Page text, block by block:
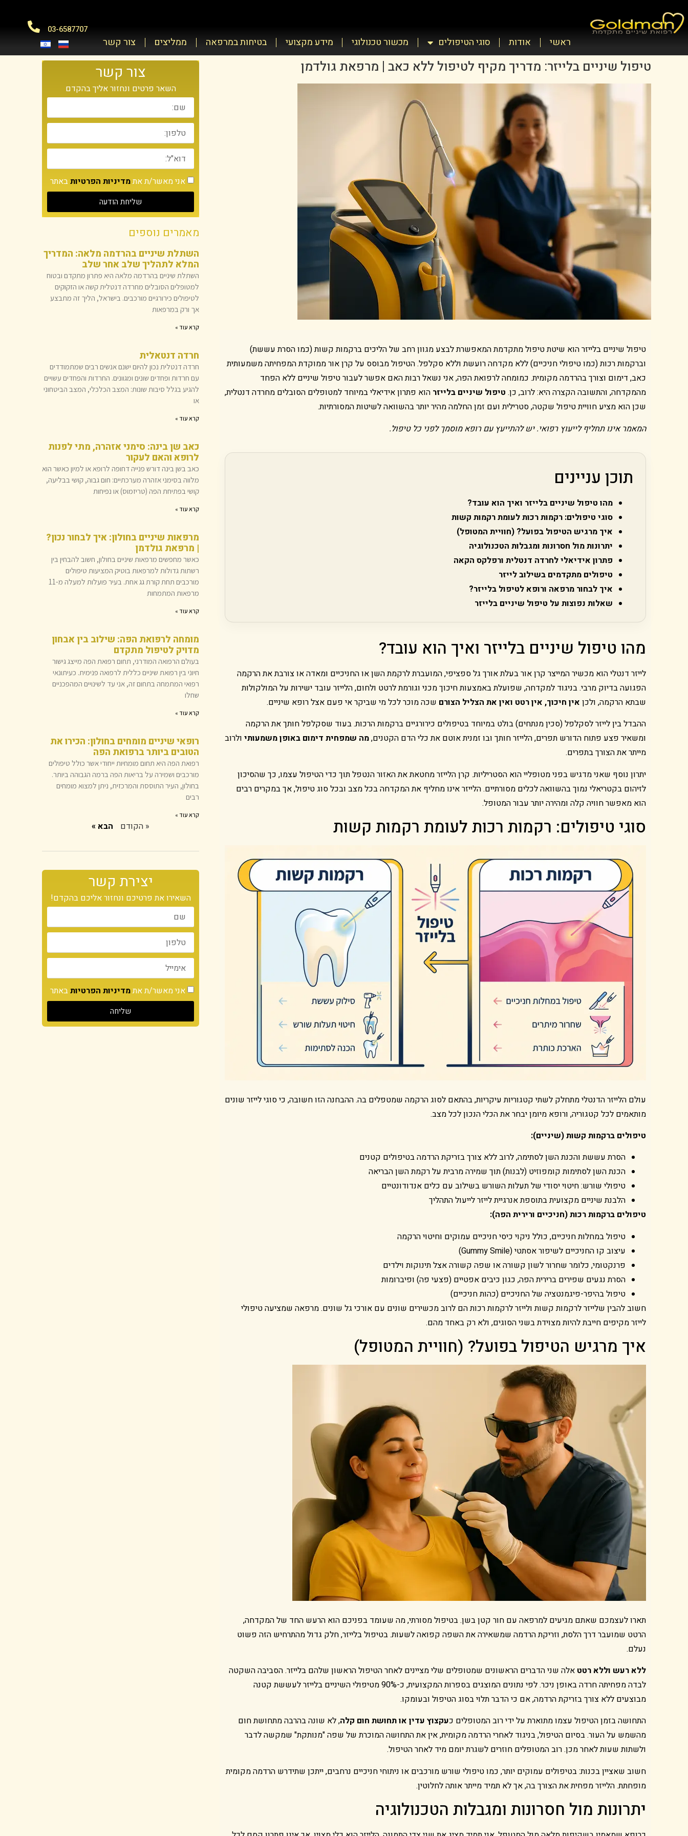
ראשי אודות סוגי הטיפולים מכשור טכנולוגי מידע מקצועי בטיחות במרפאה ממליצים צור קשר
03-6587707
טיפול שיניים בלייזר: מדריך מקיף לטיפול ללא כאב | מרפאת גולדמן
טיפול שיניים בלייזר הוא שיטת טיפול מתקדמת המאפשרת לבצע מגוון רחב של הליכים ברקמות קשות (כמו הסרת עששת)
וברקמות רכות (כמו טיפולי חניכיים) ללא מקדחה רועשת וללא סקלפל. הטיפול מבוסס על קרן אור ממוקדת המפחיתה משמעותית
כאב, דימום וצורך בהרדמה מקומית. כמומחה לרפואת הפה, אני נשאל רבות האם אפשר לעבור טיפול שיניים ללא הפחד
מהמקדחה, והתשובה הקצרה היא: לרוב, כן. טיפול שיניים בלייזר הוא פתרון אידיאלי במיוחד למטופלים הסובלים מחרדה דנטלית,
שכן הוא מציע חוויית טיפול שקטה, סטרילית ועם זמן החלמה מהיר יותר בהשוואה לשיטות המסורתיות.
המאמר אינו תחליף לייעוץ רפואי. יש להתייעץ עם רופא מוסמך לפני כל טיפול.
תוכן עניינים
מהו טיפול שיניים בלייזר ואיך הוא עובד?
סוגי טיפולים: רקמות רכות לעומת רקמות קשות
איך מרגיש הטיפול בפועל? (חוויית המטופל)
יתרונות מול חסרונות ומגבלות הטכנולוגיה
פתרון אידיאלי לחרדה דנטלית ורפלקס הקאה
טיפולים מתקדמים בשילוב לייזר
איך לבחור מרפאה ורופא לטיפול בלייזר?
שאלות נפוצות על טיפול שיניים בלייזר
מהו טיפול שיניים בלייזר ואיך הוא עובד?
לייזר דנטלי הוא מכשיר המייצר קרן אור בעלת אורך גל ספציפי, המועברת לרקמת השן או החניכיים ומאדה או צורבת את הרקמה
הפגועה בדיוק מרבי. בניגוד למקדחה, שפועלת באמצעות חיכוך מכני וגורמת לרטט ולחום, הלייזר עובד ישירות על המולקולות
שבתא הרקמה, ולכן אין חיכוך, אין רטט ואין את הצליל הצורם שכה מוכר לכל מי שביקר אי פעם אצל רופא שיניים.
ההבדל בין לייזר לסקלפל (סכין מנתחים) בולט במיוחד בטיפולים כירורגיים ברקמות הרכות. בעוד שסקלפל חותך את הרקמה
ומשאיר פצע פתוח הדורש תפרים, הלייזר חותך ובו זמנית אוטם את כלי הדם הקטנים,מה שמפחית דימום באופן משמעותי ולרוב
מייתר את הצורך בתפרים.
יתרון נוסף שאני מדגיש בפני מטופליי הוא הסטריליות. קרן הלייזר מחטאת את האזור הנטפל תוך כדי הטיפול עצמו, כך שהסיכון
לזיהום בקטריאלי נמוך בהשוואה לכלים מסורתיים. הלייזר אינו מחליף את המקדחה בכל מצב ובכל סוג טיפול, אך במקרים רבים
הוא מאפשר חוויה קלה ומהירה יותר עבור המטופל.
סוגי טיפולים: רקמות רכות לעומת רקמות קשות
עולם הלייזר הדנטלי מתחלק לשתי קטגוריות עיקריות, בהתאם לסוג הרקמה שמטפלים בה. ההבחנה הזו חשובה, כי סוגי לייזר שונים
מותאמים לכל קטגוריה, ורופא מיומן יבחר את הכלי הנכון לכל מצב.
טיפולים ברקמות קשות (שיניים):
הסרת עששת והכנת השן לסתימה, לרוב ללא צורך בזריקת הרדמה בטיפולים קטנים
הכנת השן לסתימות קומפוזיט (לבנות) תוך שמירה מרבית על רקמת השן הבריאה
טיפולי שורש: חיטוי יסודי של תעלות השורש בשילוב עם כלים אנדודונטיים
הלבנת שיניים מקצועית בתוספת אנרגיית לייזר לייעול התהליך
טיפולים ברקמות רכות (חניכיים ורירית הפה):
טיפול במחלות חניכיים, כולל ניקוי כיסי חניכיים עמוקים וחיטוי הרקמה
עיצוב קו החניכיים לשיפור אסתטי (Gummy Smile)
פרנקטומי, כלומר שחרור לשון קשורה או שפה קשורה אצל תינוקות וילדים
הסרת נגעים שפירים ברירית הפה, כגון כיבים אפטיים (פצעי פה) ופיברומות
טיפול בהיפר-פיגמנטציה של החניכיים (כהות חניכיים)
חשוב להבין שלייזר לרקמות קשות ולייזר לרקמות רכות הם לרוב מכשירים שונים עם אורכי גל שונים. מרפאה שמציעה טיפולי
לייזר מקיפים חייבת להיות מצוידת בשני הסוגים, ולא רק באחד מהם.
איך מרגיש הטיפול בפועל? (חוויית המטופל)
תארו לעצמכם שאתם מגיעים למרפאה עם חור קטן בשן. בטיפול מסורתי, מה שעומד בפניכם הוא הרעש החד של המקדחה,
הרטט שמועבר דרך הלסת, וזריקת הרדמה שמשאירה את השפה קפואה לשעות. בטיפול בלייזר, חלק גדול מהתרחיש הזה פשוט
נעלם.
ללא רעש וללא רטט אלה שני הדברים הראשונים שמטופלים שלי מציינים לאחר הטיפול הראשון שלהם בלייזר. הסביבה השקטה
לבדה מפחיתה חרדה באופן ניכר. לפי נתונים המוצגים בספרות המקצועית, כ-90% מטיפולי השיניים בלייזר לעששת קטנה
מבוצעים ללא צורך בזריקת הרדמה, אם כי הדבר תלוי בסוג הטיפול ובעומקו.
התחושה בזמן הטיפול עצמו מתוארת על ידי רוב המטופלים כעקצוץ עדין או תחושת חום קלה, לא שונה בהרבה מתחושת חום
מהשמש על העור. בסיום הטיפול, בניגוד לאחרי הרדמה מקומית, אין את התחושה המוכרת של שפה "מנותקת" שמקשה לדבר
ולשתות שעות לאחר מכן. רוב המטופלים חוזרים לשגרת יומם מיד לאחר הטיפול.
חשוב שאציין בכנות: בטיפולים עמוקים יותר, כמו טיפולי שורש מורכבים או ניתוחי חניכיים נרחבים, ייתכן שתידרש הרדמה מקומית
מופחתת. הלייזר מפחית את הצורך בה, אך לא תמיד מייתר אותה לחלוטין.
יתרונות מול חסרונות ומגבלות הטכנולוגיה
צור קשר
השאר פרטים ונחזור אליך בהקדם
אני מאשר/ת אתמדיניות הפרטיותבאתר
שליחת הודעה
מאמרים נוספים
השתלת שיניים בהרדמה מלאה: המדריך
המלא לתהליך שלב אחר שלב
השתלת שיניים בהרדמה מלאה היא פתרון מתקדם ובטוח
למטופלים הסובלים מחרדה דנטלית קשה או הזקוקים
לטיפולים כירורגיים מורכבים. בישראל, הליך זה מתבצע
אך ורק במרפאות
קרא עוד »
חרדה דנטאלית
חרדה דנטלית נכון להיום ישנם אנשים רבים שמתמודדים
עם חרדות ופחדים שונים ומגוונים. החרדות והפחדים עשויים
להגיע בגלל סיבות שונות: המצב הכלכלי, המצב הביטחוני
או
קרא עוד »
כאב שן בינה: סימני אזהרה, מתי לפנות
לרופא והאם לעקור
כאב בשן בינה דורש פנייה דחופה לרופא או למיון כאשר הוא
מלווה בסימני אזהרה מערכתיים: חום גבוה, קושי בבליעה,
קושי בפתיחת הפה (טריזמוס) או נפיחות
קרא עוד »
מרפאות שיניים בחולון: איך לבחור נכון?
| מרפאת גולדמן
כאשר מחפשים מרפאות שיניים בחולון, חשוב להבחין בין
רשתות גדולות למרפאות בוטיק המציעות טיפולים
מורכבים תחת קורת גג אחת. בעיר פועלות למעלה מ-11
מרפאות המתמחות
קרא עוד »
מומחה לרפואת הפה: שילוב בין אבחון
מדויק לטיפול מתקדם
בעולם הרפואה המודרני, תחום רפואת הפה מייצג גישור
חיוני בין רפואת שיניים כללית לרפואה פנימית. כעיתונאי
רפואי המתמחה בתחום זה, אני עד לשינויים המהפכניים
שחלו
קרא עוד »
רופאי שיניים מומחים בחולון: הכירו את
הטובים ביותר ברפואת הפה
רפואת הפה היא תחום מומחיות ייחודי אשר כולל טיפולים
מורכבים ושמירה על בריאות הפה ברמה הגבוהה ביותר.
בחולון, העיר התוססת והמרכזית, ניתן למצוא מומחים
רבים
קרא עוד »
« הקודם הבא »
יצירת קשר
השאירו את פרטיכם ונחזור אליכם בהקדם!
אני מאשר/ת אתמדיניות הפרטיותבאתר
שליחה